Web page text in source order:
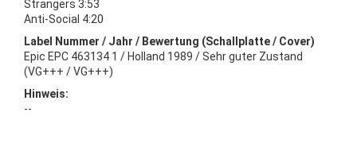
Strangers 3:53
Anti-Social 4:20
Label Nummer / Jahr / Bewertung (Schallplatte / Cover)
Epic EPC 463134 1 / Holland 1989 / Sehr guter Zustand
(VG+++ / VG+++)
Hinweis:
--